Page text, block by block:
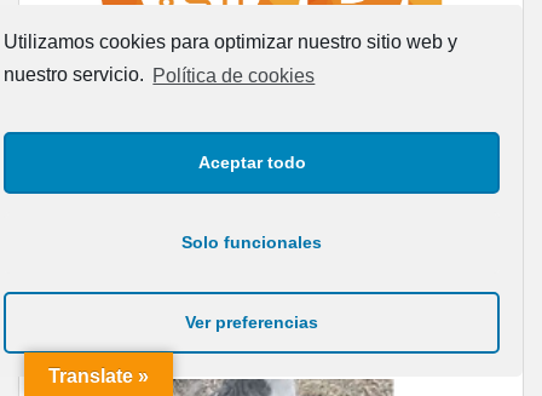
Utilizamos cookies para optimizar nuestro sitio web y
nuestro servicio. Política de cookies
Aceptar todo
Solo funcionales
Ver preferencias
ANIMALES SIN HOGAR
RED CANARIA DE ANIMALES SIN HOGAR » Adopta, no le
abandones y cuídale responsablemente. Difunde aquí un
animal perdido o en adopción, subiéndolo a Leales.org
Translate »